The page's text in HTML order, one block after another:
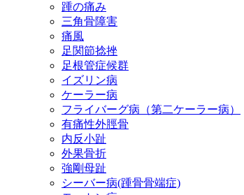
踵の痛み
三角骨障害
痛風
足関節捻挫
足根管症候群
イズリン病
ケーラー病
フライバーグ病（第二ケーラー病）
有痛性外脛骨
内反小趾
外果骨折
強剛母趾
シーバー病(踵骨骨端症)